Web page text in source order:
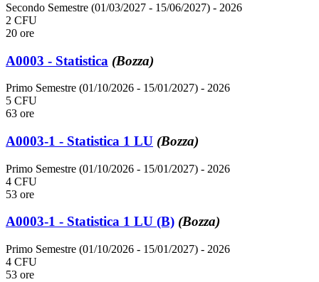
Secondo Semestre (01/03/2027 - 15/06/2027) - 2026
2 CFU
20 ore
A0003 - Statistica (Bozza)
Primo Semestre (01/10/2026 - 15/01/2027) - 2026
5 CFU
63 ore
A0003-1 - Statistica 1 LU (Bozza)
Primo Semestre (01/10/2026 - 15/01/2027) - 2026
4 CFU
53 ore
A0003-1 - Statistica 1 LU (B) (Bozza)
Primo Semestre (01/10/2026 - 15/01/2027) - 2026
4 CFU
53 ore